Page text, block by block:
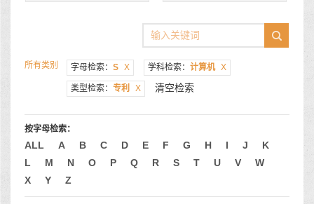
所有类别 字母检索： S X 学科检索： 计算机 X
类型检索： 专利 X 清空检索
按字母检索：
ALL A B C D E F G H I J
K
L
M N O P Q R S T U V
W
X
Y Z